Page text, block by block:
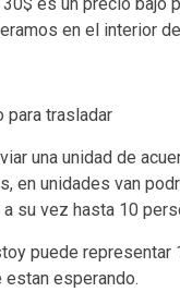
en el interior
para trasladar
una unidad de
en unidades van
su vez hasta 10
puede representar
esperando.